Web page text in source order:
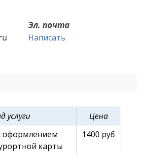
рядом с вами. Превосходное
центра
оборудованием,
непрерывному
пациентов, которым врачи МЦ
раз и навсегда избавиться от
Эл. почта
Написать
услуги
Цена
оформлением
карты
1400 руб